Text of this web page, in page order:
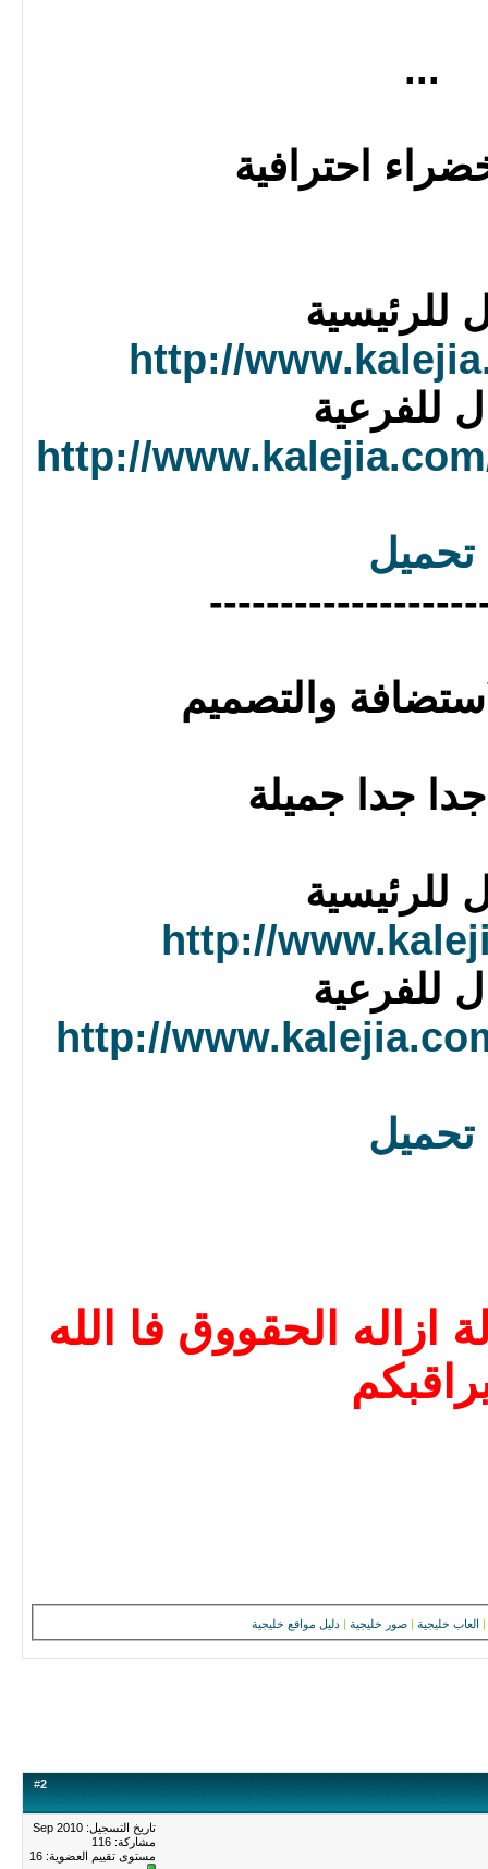
...
احترافية
للرئيسية
http://
للفرعية
http://
تحميل
والتصميم
جدا جميلة
للرئيسية
http://
للفرعية
http://
تحميل
ازاله الحقووق فا الله
| العاب خليجية | صور خليجية | دليل مواقع خليجية
#2
تاريخ التسجيل: Sep 2010
مشاركة: 116
مستوى تقييم العضوية: 16